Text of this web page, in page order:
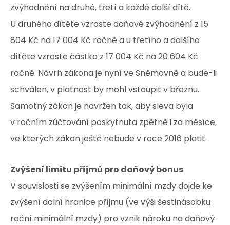
zvýhodnění na druhé, třetí a každé další dítě.
U druhého dítěte vzroste daňové zvýhodnění z 15
804 Kč na 17 004 Kč ročně a u třetího a dalšího
dítěte vzroste částka z 17 004 Kč na 20 604 Kč
ročně. Návrh zákona je nyní ve Sněmovně a bude-li
schválen, v platnost by mohl vstoupit v březnu.
Samotný zákon je navržen tak, aby sleva byla
v ročním zúčtování poskytnuta zpětně i za měsíce,
ve kterých zákon ještě nebude v roce 2016 platit.
Zvýšení limitu příjmů pro daňový bonus
V souvislosti se zvýšením minimální mzdy dojde ke
zvýšení dolní hranice příjmu (ve výši šestinásobku
roční minimální mzdy) pro vznik nároku na daňový